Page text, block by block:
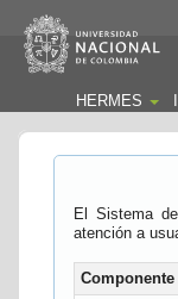
HERMES
El Sistema
atención a
Componente